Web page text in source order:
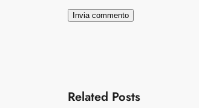
Related Posts